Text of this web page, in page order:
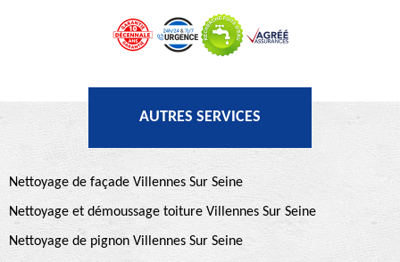
AUTRES SERVICES
Nettoyage de façade Villennes Sur Seine
Nettoyage et démoussage toiture Villennes Sur Seine
Nettoyage de pignon Villennes Sur Seine